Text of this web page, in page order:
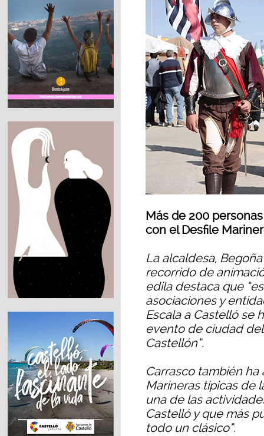
Más de 200
con el Desfile
La alcaldesa,
recorrido de
edila destaca que
asociaciones y
Escala a Castelló se
evento de ciudad
Castellón”.
Carrasco también
Marineras típicas de
una de las
Castelló y que más
todo un clásico”.